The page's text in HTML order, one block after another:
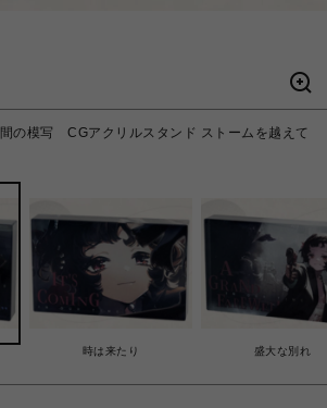
間の模写 CGアクリルスタンド ストームを越えて
時は来たり 盛大な別れ